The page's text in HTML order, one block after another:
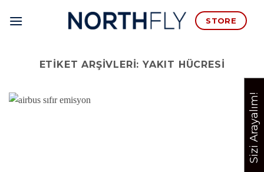
atla
STORE
ETIKET ARŞIVLERI: YAKIT HÜCRESI
Sizi Arayalım!